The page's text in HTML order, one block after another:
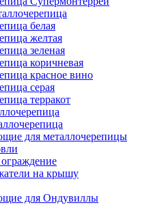
белая
желтая
зеленая
коричневая
красное вино
серая
терракот
для металлочерепицы
на крышу
для Ондувиллы